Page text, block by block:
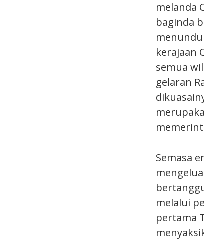
melanda
baginda
kerajaan
semua
gelaran
Semasa
melalui
pertama